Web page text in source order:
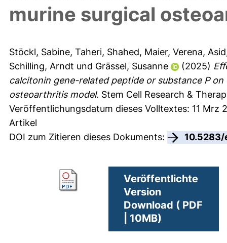
murine surgical
Stöckl, Sabine, Taheri, Shahed, Maier, Verena,
Schilling, Arndt und Grässel, Susanne (2025)
calcitonin gene-related peptide or substance P
osteoarthritis model. Stem Cell Research &
Veröffentlichungsdatum dieses Volltextes: 11 Mrz
Artikel
DOI zum Zitieren dieses Dokuments:
10.5283/
Veröffentlichte
Version
Download ( PDF
| 10MB)